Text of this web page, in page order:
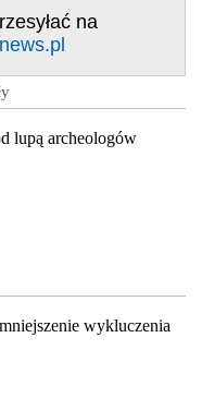
na
lupą archeologów
wykluczenia